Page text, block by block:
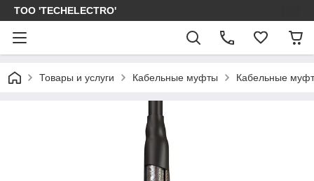
ТОО 'TECHELECTRO'
Товары и услуги Кабельные муфты Кабельные